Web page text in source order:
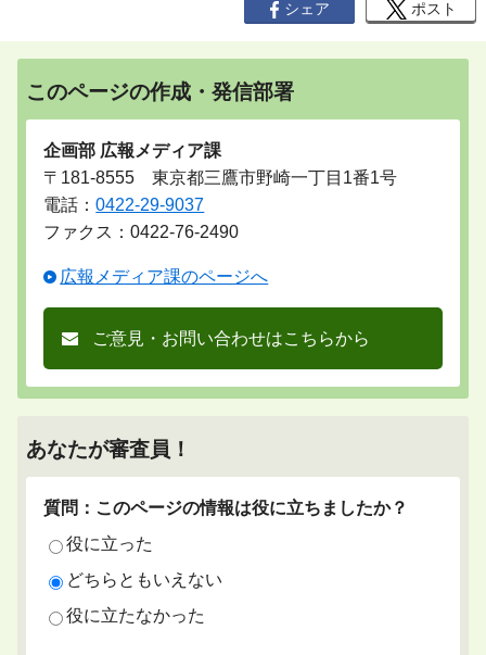
シェア ポスト
このページの作成・発信部署
企画部 広報メディア課
〒181-8555 東京都三鷹市野崎一丁目1番1号
電話：0422-29-9037
ファクス：0422-76-2490
広報メディア課のページへ
ご意見・お問い合わせはこちらから
あなたが審査員！
質問：このページの情報は役に立ちましたか？
役に立った
どちらともいえない
役に立たなかった